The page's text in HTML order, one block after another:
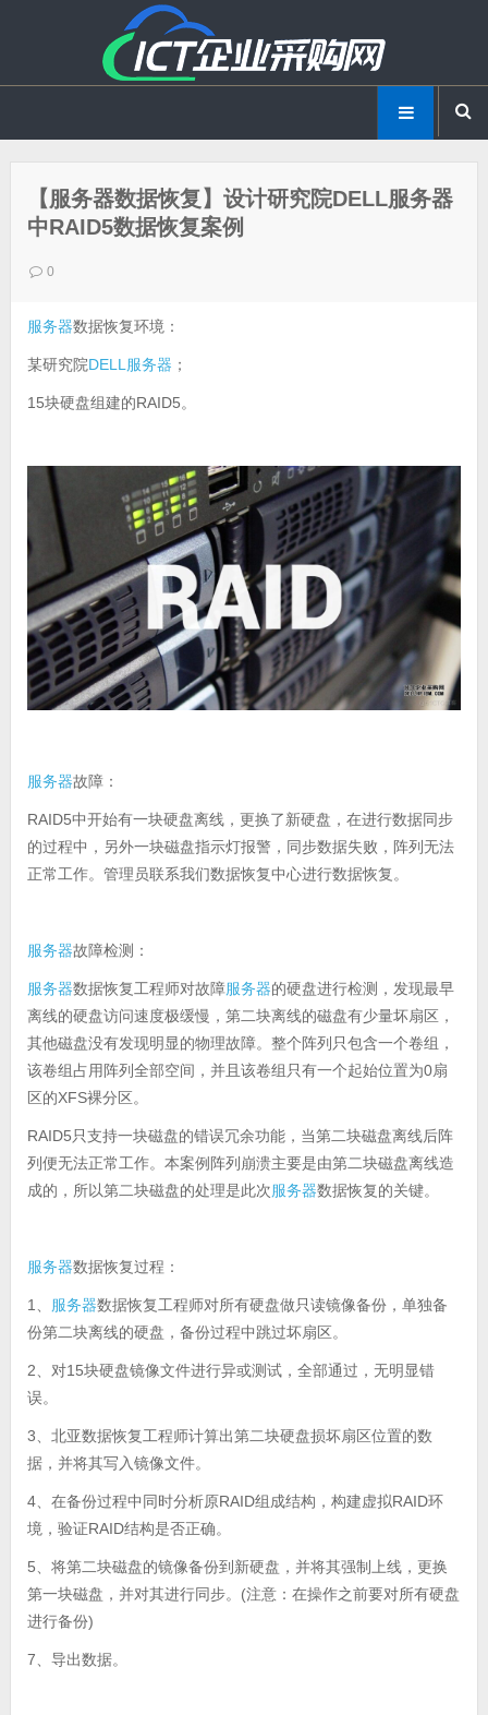
【服务器数据恢复】设计研究院DELL服务器
中RAID5数据恢复案例
0
服务器数据恢复环境：
某研究院DELL服务器 ；
15块硬盘组建的RAID5。
服务器故障：
RAID5中开始有一块硬盘离线，更换了新硬盘，在进行数据同步
的过程中，另外一块磁盘指示灯报警，同步数据失败，阵列无法
正常工作。管理员联系我们数据恢复中心进行数据恢复。
服务器故障检测：
服务器数据恢复工程师对故障服务器的硬盘进行检测，发现最早
离线的硬盘访问速度极缓慢，第二块离线的磁盘有少量坏扇区，
其他磁盘没有发现明显的物理故障。整个阵列只包含一个卷组，
该卷组占用阵列全部空间，并且该卷组只有一个起始位置为0扇
区的XFS裸分区。
RAID5只支持一块磁盘的错误冗余功能，当第二块磁盘离线后阵
列便无法正常工作。本案例阵列崩溃主要是由第二块磁盘离线造
成的，所以第二块磁盘的处理是此次服务器数据恢复的关键。
服务器数据恢复过程：
1、 服务器数据恢复工程师对所有硬盘做只读镜像备份，单独备
份第二块离线的硬盘，备份过程中跳过坏扇区。
2、对15块硬盘镜像文件进行异或测试，全部通过，无明显错
误。
3、北亚数据恢复工程师计算出第二块硬盘损坏扇区位置的数
据，并将其写入镜像文件。
4、在备份过程中同时分析原RAID组成结构，构建虚拟RAID环
境，验证RAID结构是否正确。
5、将第二块磁盘的镜像备份到新硬盘，并将其强制上线，更换
第一块磁盘，并对其进行同步。(注意：在操作之前要对所有硬盘
进行备份)
7、导出数据。